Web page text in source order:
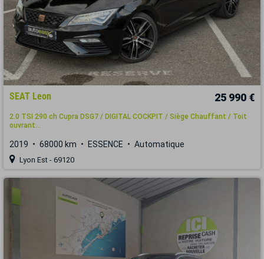
SEAT Leon 25 990 €
2.0 TSI 290 ch Cupra DSG7 / DIGITAL COCKPIT / Siège Chauffant / Toit
ouvrant...
2019 68000 km ESSENCE Automatique
Lyon Est - 69120